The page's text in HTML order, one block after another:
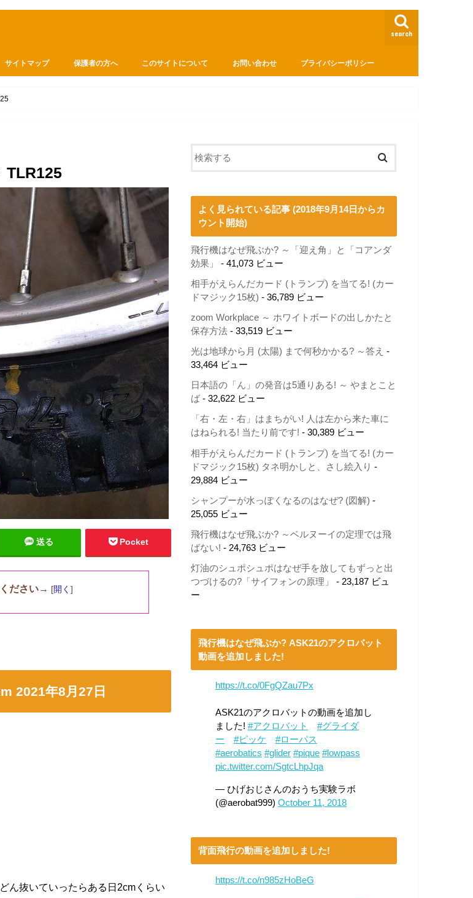
search
サイトマップ 保護者の方へ このサイトについて お問い合わせ プライバシーポリシー
TLR125
送る Pocket
ださい→ [開く ]
2021年8月27日
ん抜いていったらある日2cmくらい
よく見られている記事 (2018年9月14日からカ
ウント開始)
飛行機はなぜ飛ぶか? ～「迎え角」と「コアンダ
効果」
- 41,073 ビュー
相手がえらんだカード (トランプ) を当てる! (カー
ドマジック15枚) - 36,789 ビュー
zoom Workplace ～ ホワイトボードの出しかたと
保存方法 - 33,519 ビュー
光は地球から月 (太陽) まで何秒かかる? ～答え -
33,464 ビュー
日本語の「ん」の発音は5通りある! ～ やまとこと
ば - 32,622 ビュー
「右・左・右」はまちがい! 人は左から来た車に
はねられる! 当たり前です! - 30,389 ビュー
相手がえらんだカード (トランプ) を当てる! (カー
ドマジック15枚) タネ明かしと、さし絵入り -
29,884 ビュー
シャンプーが水っぽくなるのはなぜ? (図解) -
25,055 ビュー
飛行機はなぜ飛ぶか? ～ベルヌーイの定理では飛
ばない! - 24,763 ビュー
灯油のシュポシュポはなぜ手を放してもずっと出
つづけるの?「サイフォンの原理」
- 23,187 ビュ
ー
飛行機はなぜ飛ぶか? ASK21のアクロバット
動画を追加しました!
https://t.co/0FgQZau7Px
ASK21のアクロバットの動画を追加し
ました! #アクロバット
#グライダ
ー
#ピッケ
#ローパス
#aerobatics #glider #pique #lowpass
pic.twitter.com/SgtcLhpJqa
— ひげおじさんのおうち実験ラボ
(@aerobat999) October 11, 2018
背面飛行の動画を追加しました!
https://t.co/n985zHoBeG